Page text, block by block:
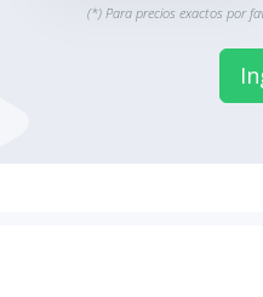
(*) Para precios exactos por